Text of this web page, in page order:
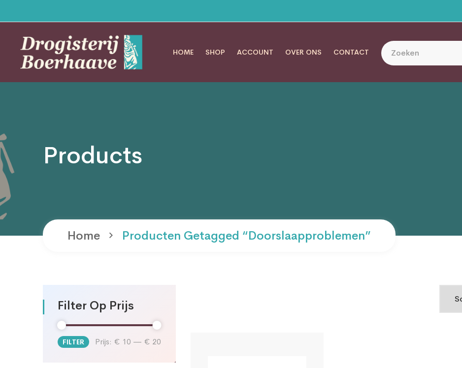
HOME SHOP ACCOUNT OVER ONS CONTACT
Products
Home Producten Getagged “doorslaapproblemen”
Filter Op Prijs
Min.
Max.
FILTER Prijs: € 10 — € 20